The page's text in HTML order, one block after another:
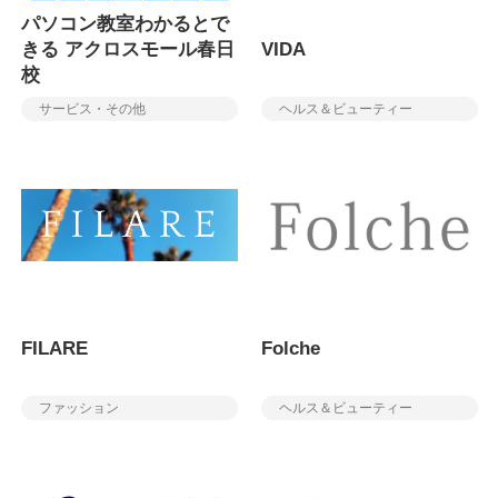
パソコン教室わかるとで
きる アクロスモール春日
校
サービス・その他
VIDA
ヘルス＆ビューティー
FILARE
ファッション
Folche
ヘルス＆ビューティー